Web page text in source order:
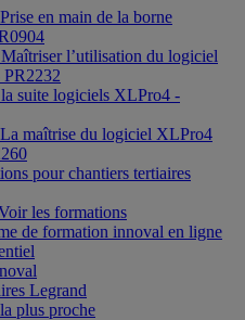
en main de la borne
l’utilisation du logiciel
suite logiciels XLPro4 -
maîtrise du logiciel XLPro4
pour chantiers tertiaires
les formations
de formation innoval en ligne
Legrand
plus proche